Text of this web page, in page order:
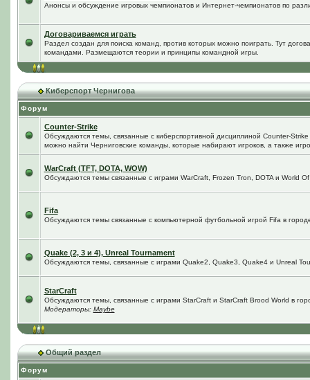
Анонсы и обсуждение игровых чемпионатов и Интернет-чемпионатов по
Договариваемся играть
Раздел создан для поиска команд, против которых можно поиграть. Тут
командами. Размещаются теории и принципы командной игры.
Киберспорт Чернигова
Форум
Counter-Strike
Обсуждаются темы, связанные с киберспортивной дисциплиной Counter-Strike
можно найти Черниговские команды, которые набирают игроков, а также
WarCraft (TFT, DOTA, WOW)
Обсуждаются темы связанные с играми WarCraft, Frozen Tron, DOTA и World
Fifa
Обсуждаются темы связанные с компьютерной футбольной игрой Fifa в
Quake (2, 3 и 4), Unreal Tournament
Обсуждаются темы, связанные с играми Quake2, Quake3, Quake4 и Unreal
StarCraft
Обсуждаются темы, связанные с играми StarCraft и StarCraft Brood World в
Модераторы: Maybe
Общий раздел
Форум